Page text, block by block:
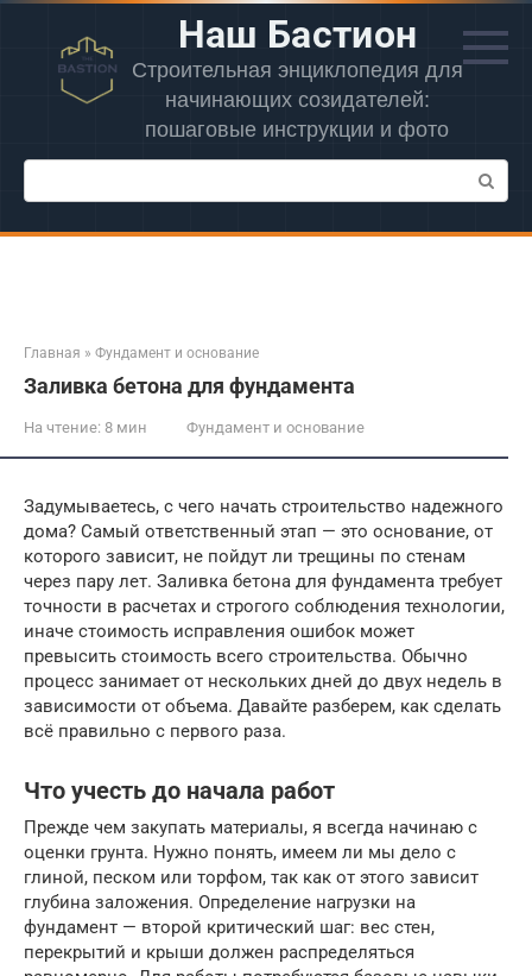
Перейти
контенту
Наш Бастион
Строительная энциклопедия для
начинающих созидателей:
пошаговые инструкции и фото
Поиск:
Главная » Фундамент и основание
Заливка бетона для фундамента
На чтение: 8 мин Фундамент и основание
Задумываетесь, с чего начать строительство надежного
дома? Самый ответственный этап — это основание, от
которого зависит, не пойдут ли трещины по стенам
через пару лет. Заливка бетона для фундамента требует
точности в расчетах и строгого соблюдения технологии,
иначе стоимость исправления ошибок может
превысить стоимость всего строительства. Обычно
процесс занимает от нескольких дней до двух недель в
зависимости от объема. Давайте разберем, как сделать
всё правильно с первого раза.
Что учесть до начала работ
Прежде чем закупать материалы, я всегда начинаю с
оценки грунта. Нужно понять, имеем ли мы дело с
глиной, песком или торфом, так как от этого зависит
глубина заложения. Определение нагрузки на
фундамент — второй критический шаг: вес стен,
перекрытий и крыши должен распределяться